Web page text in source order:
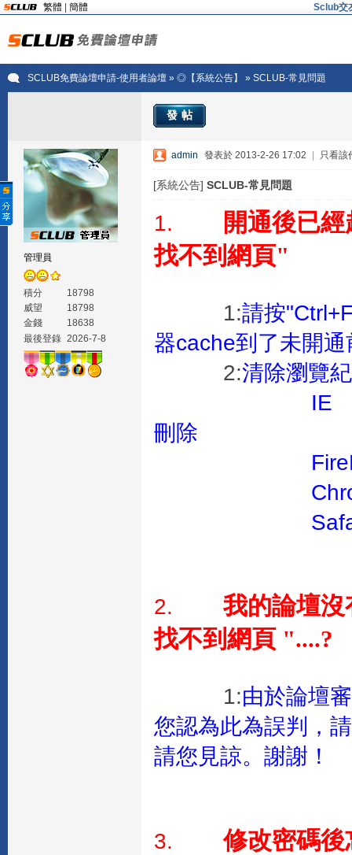
繁體 簡體 Sclub交
SCLUB免費論壇申請-使用者論壇» ◎【系統公告】 » SCLUB-常見問題
發帖
管理員
積分
18798
威望
18798
金錢
18638
最後登錄 2026-7-8
admin 發表於 2013-2-26 17:02 只看該
[系統公告] SCLUB-常見問題
1.
開通後已
找不到網頁"
1:請按
器cache到了未開通
2:清除瀏
IE :設定>網
刪除
FireFox :工
Chrome :設
Safari :設
2.
我的論壇
找不到網頁 "....?
1:由於論壇
您認為此為誤判，
請您見諒。謝謝！
3. 修改密碼